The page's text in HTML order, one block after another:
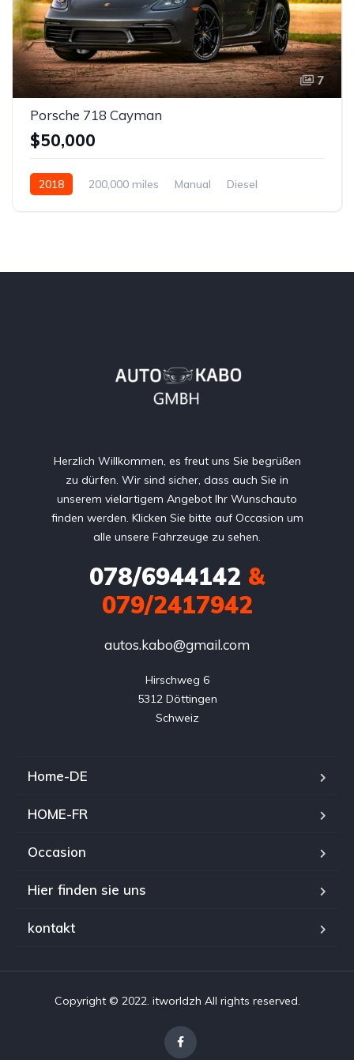
7
Porsche 718 Cayman
$50,000
2018 200,000 miles Manual
Diesel
Herzlich Willkommen, es freut uns Sie begrüßen
zu dürfen. Wir sind sicher, dass auch Sie in
unserem vielartigem Angebot Ihr Wunschauto
finden werden. Klicken Sie bitte auf Occasion um
alle unsere Fahrzeuge zu sehen.
078/6944142 &
079/2417942
autos.kabo@gmail.com
Hirschweg 6
5312 Döttingen
Schweiz
Home-DE
HOME-FR
Occasion
Hier finden sie uns
kontakt
Copyright © 2022. itworldzh All rights reserved.